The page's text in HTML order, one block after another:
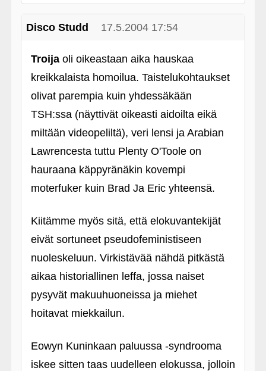
Disco Studd 17.5.2004 17:54
Troijaoli oikeastaan aika hauskaa
kreikkalaista homoilua. Taistelukohtaukset
olivat parempia kuin yhdessäkään
TSH:ssa (näyttivät oikeasti aidoilta eikä
miltään videopeliltä), veri lensi ja Arabian
Lawrencesta tuttu Plenty O'Toole on
hauraana käppyränäkin kovempi
moterfuker kuin Brad Ja Eric yhteensä.
Kiitämme myös sitä, että elokuvantekijät
eivät sortuneet pseudofeministiseen
nuoleskeluun. Virkistävää nähdä pitkästä
aikaa historiallinen leffa, jossa naiset
pysyvät makuuhuoneissa ja miehet
hoitavat miekkailun.
Eowyn Kuninkaan paluussa ‑syndrooma
iskee sitten taas uudelleen elokussa, jolloin